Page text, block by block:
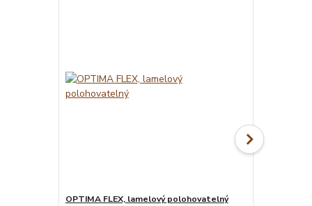
OPTIMA FLEX, lamelový polohovatelný